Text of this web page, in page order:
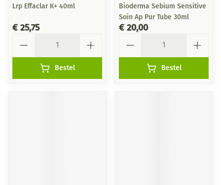
Lrp Effaclar K+ 40ml
€ 25,75
Bestel
Bioderma Sebium Sensitive
Soin Ap Pur Tube 30ml
€ 20,00
Bestel